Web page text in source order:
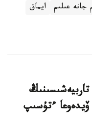
جانە عىلىم ايماق
تاربيەشىسىنىڭ
ءتۇسىپ